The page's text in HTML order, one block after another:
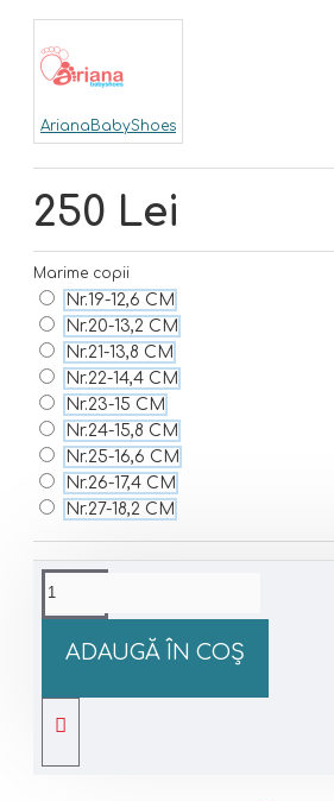
250 Lei
ArianaBabyShoes
Marime copii
Nr.19-12,6 CM
Nr.20-13,2 CM
Nr.21-13,8 CM
Nr.22-14,4 CM
Nr.23-15 CM
Nr.24-15,8 CM
Nr.25-16,6 CM
Nr.26-17,4 CM
Nr.27-18,2 CM
ADAUGĂ ÎN COŞ